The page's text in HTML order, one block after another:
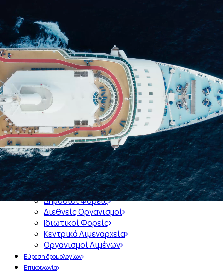
Αρχική
Ποιοί είμαστε
Ιστορία του Συνδέσμου
Διοικητικό Συμβούλιο του ΣΕΕΝ
Διατελέσαντες Πρόεδροι
Διατελέσαντα Μέλη Διοικητικών Συμβουλίων
Διοικητικά Συμβούλια 1921-σήμερα
Μέλη
Εκπροσώπηση σε Φορείς
Ενημέρωση
Πληροφορίες
Δημόσιοι Φορείς
Διεθνείς Οργανισμοί
Ιδιωτικοί Φορείς
Κεντρικά Λιμεναρχεία
Οργανισμοί Λιμένων
Εύρεση δρομολογίων
Επικοινωνία